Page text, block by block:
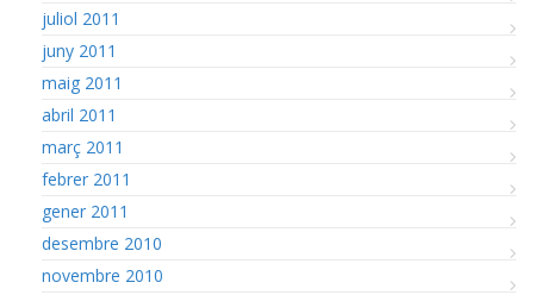
juliol 2011
juny 2011
maig 2011
abril 2011
març 2011
febrer 2011
gener 2011
desembre 2010
novembre 2010